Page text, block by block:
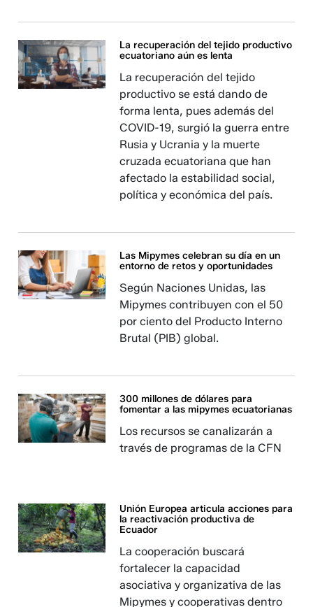
La recuperación del tejido productivo
ecuatoriano aún es lenta
La recuperación del tejido
productivo se está dando de
forma lenta, pues además del
COVID-19, surgió la guerra entre
Rusia y Ucrania y la muerte
cruzada ecuatoriana que han
afectado la estabilidad social,
política y económica del país.
Las Mipymes celebran su día en un
entorno de retos y oportunidades
Según Naciones Unidas, las
Mipymes contribuyen con el 50
por ciento del Producto Interno
Brutal (PIB) global.
300 millones de dólares para
fomentar a las mipymes ecuatorianas
Los recursos se canalizarán a
través de programas de la CFN
Unión Europea articula acciones para
la reactivación productiva de
Ecuador
La cooperación buscará
fortalecer la capacidad
asociativa y organizativa de las
Mipymes y cooperativas dentro